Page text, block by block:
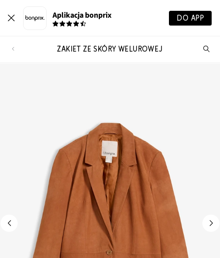
Aplikacja bonprix DO APP
ŻAKIET ZE SKÓRY WELUROWEJ